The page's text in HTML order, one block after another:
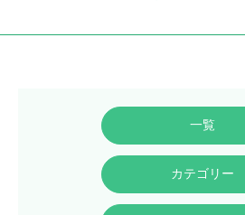
一覧
カテゴリー